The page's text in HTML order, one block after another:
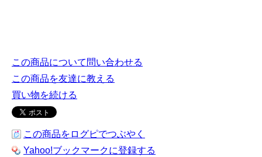
この商品について問い合わせる
この商品を友達に教える
買い物を続ける
この商品をログピでつぶやく
Yahoo!ブックマークに登録する